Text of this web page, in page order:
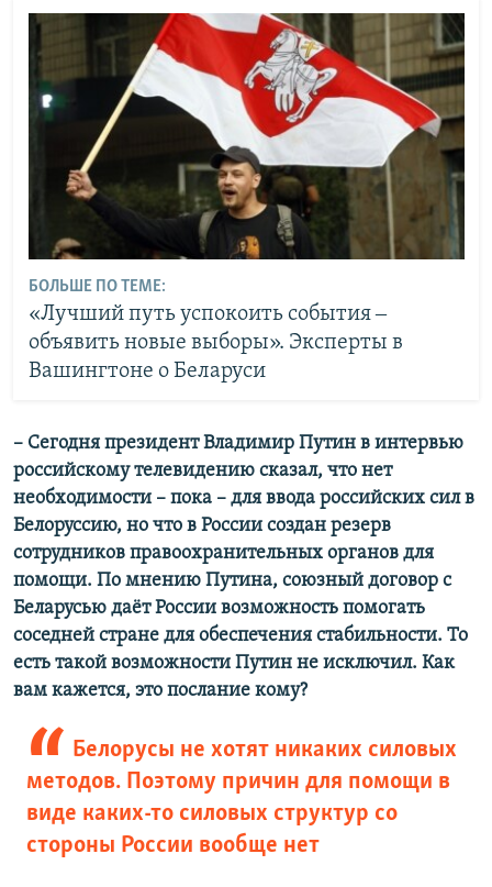
БОЛЬШЕ ПО ТЕМЕ:
«Лучший путь успокоить события ‒
объявить новые выборы». Эксперты в
Вашингтоне о Беларуси
–​ Сегодня президент Владимир Путин в интервью
российскому телевидению сказал, что нет
необходимости –​ пока –​ для ввода российских сил в
Белоруссию, но что в России создан резерв
сотрудников правоохранительных органов для
помощи. По мнению Путина, союзный договор с
Беларусью даёт России возможность помогать
соседней стране для обеспечения стабильности. То
есть такой возможности Путин не исключил. Как
вам кажется, это послание кому?
Белорусы не хотят никаких силовых
методов. Поэтому причин для помощи в
виде каких-то силовых структур со
стороны России вообще нет